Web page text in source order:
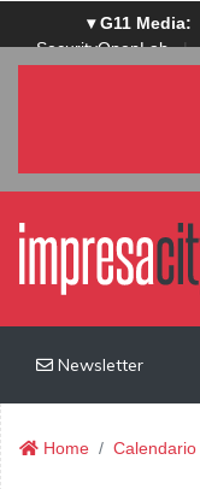
▾ G11 Media:
SecurityOpenLab |
Newsletter
Home Calendario